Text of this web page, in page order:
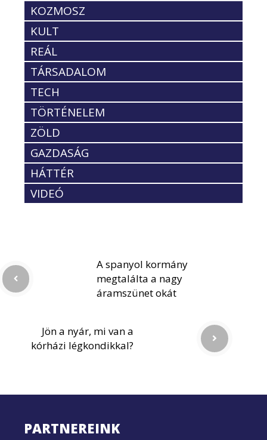
KOZMOSZ
KULT
REÁL
TÁRSADALOM
TECH
TÖRTÉNELEM
ZÖLD
GAZDASÁG
HÁTTÉR
VIDEÓ
A spanyol kormány
megtalálta a nagy
áramszünet okát
Jön a nyár, mi van a
kórházi légkondikkal?
PARTNEREINK